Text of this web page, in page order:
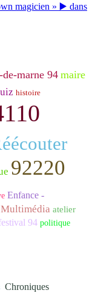
magicien » ▶️ dans
marne 94 maire
histoire
92220
Enfance -
Multimédia atelier
94 politique
Chroniques